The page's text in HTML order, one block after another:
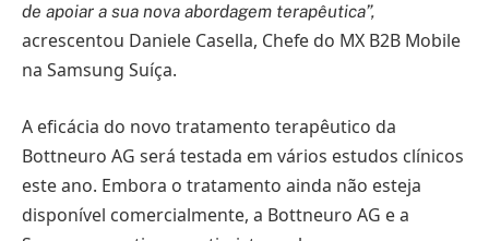
de apoiar a sua nova abordagem terapêutica”,
acrescentou Daniele Casella, Chefe do MX B2B Mobile
na Samsung Suíça.
A eficácia do novo tratamento terapêutico da
Bottneuro AG será testada em vários estudos clínicos
este ano. Embora o tratamento ainda não esteja
disponível comercialmente, a Bottneuro AG e a